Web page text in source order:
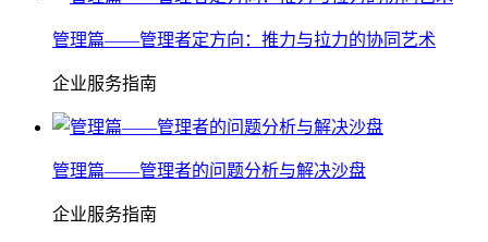
管理篇——管理者定方向：推力与拉力的协同艺术
企业服务指南
管理篇——管理者的问题分析与解决沙盘
企业服务指南